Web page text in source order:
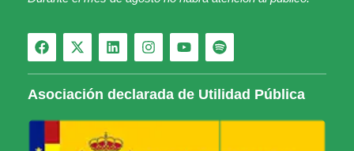
Asociación declarada de Utilidad Pública